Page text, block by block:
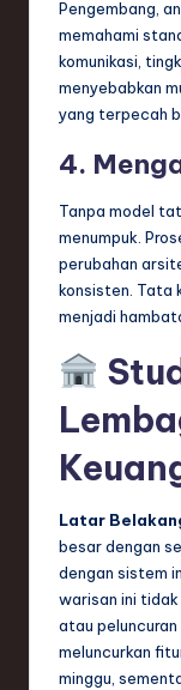
Pengembang,
memahami
komunikasi,
menyebabkan
yang terpecah
4.
Tanpa model
menumpuk.
perubahan
konsisten. Tata
menjadi
Latar
besar dengan
dengan sistem
warisan ini
atau
meluncurkan
minggu,